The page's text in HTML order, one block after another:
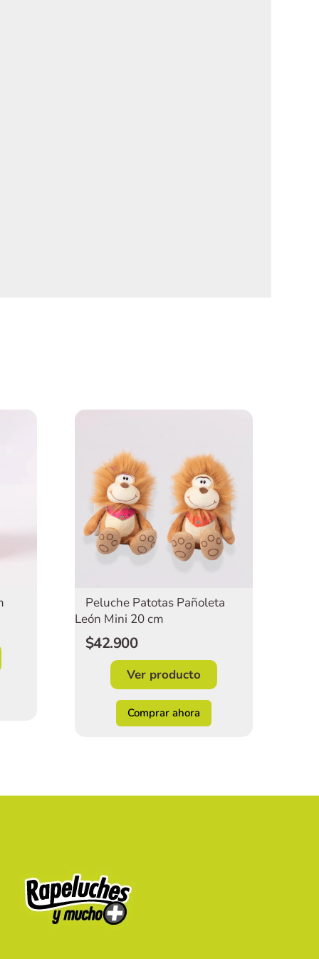
Peluche Patotas Pañoleta
León Mini 20 cm
$42.900
Ver producto
Comprar ahora